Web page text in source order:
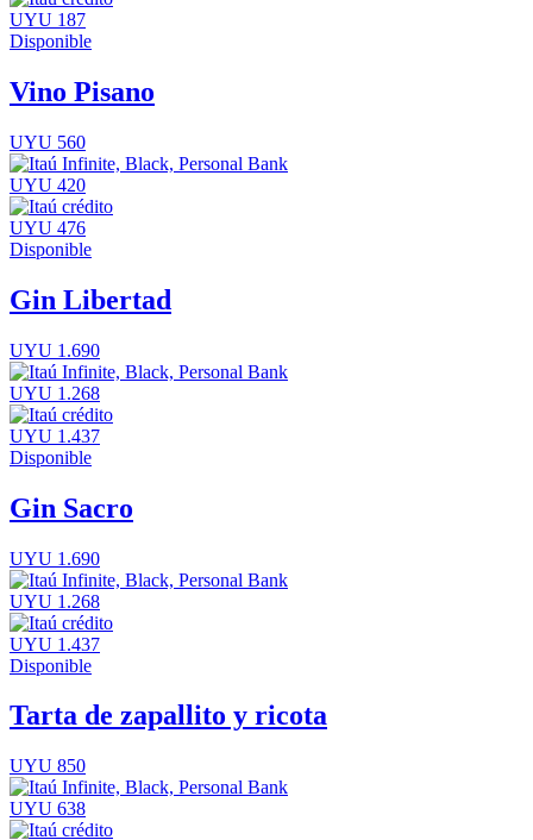
UYU 187
Disponible
Vino Pisano
UYU 560
UYU 420
UYU 476
Disponible
Gin Libertad
UYU 1.690
UYU 1.268
UYU 1.437
Disponible
Gin Sacro
UYU 1.690
UYU 1.268
UYU 1.437
Disponible
Tarta de zapallito y ricota
UYU 850
UYU 638